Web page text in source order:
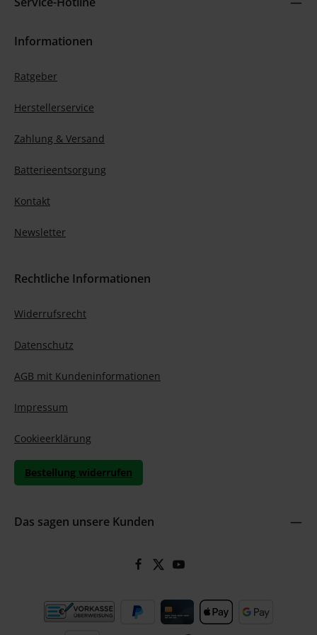
Informationen
Ratgeber
Herstellerservice
Zahlung & Versand
Batterieentsorgung
Kontakt
Newsletter
Rechtliche Informationen
Widerrufsrecht
Datenschutz
AGB mit Kundeninformationen
Impressum
Cookieerklärung
Bestellung widerrufen
Das sagen unsere Kunden